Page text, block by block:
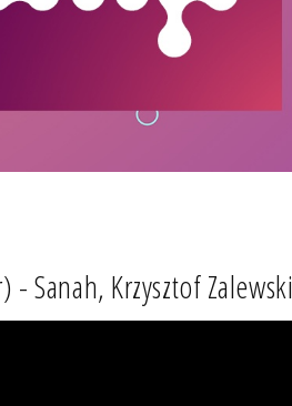
Sanah, Krzysztof Zalewski